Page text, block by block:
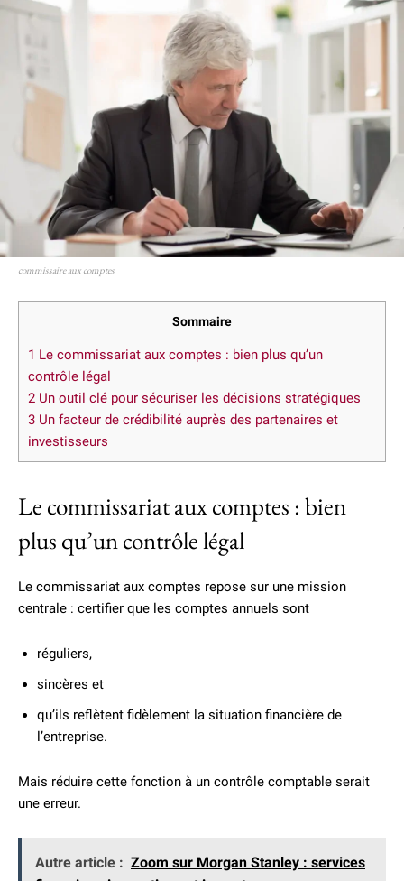
commissaire aux comptes
Sommaire
1 Le commissariat aux comptes : bien plus qu’un
contrôle légal
2 Un outil clé pour sécuriser les décisions stratégiques
3 Un facteur de crédibilité auprès des partenaires et
investisseurs
Le commissariat aux comptes : bien
plus qu’un contrôle légal
Le commissariat aux comptes repose sur une mission
centrale : certifier que les comptes annuels sont
réguliers,
sincères et
qu’ils reflètent fidèlement la situation financière de
l’entreprise.
Mais réduire cette fonction à un contrôle comptable serait
une erreur.
Autre article : Zoom sur Morgan Stanley : services